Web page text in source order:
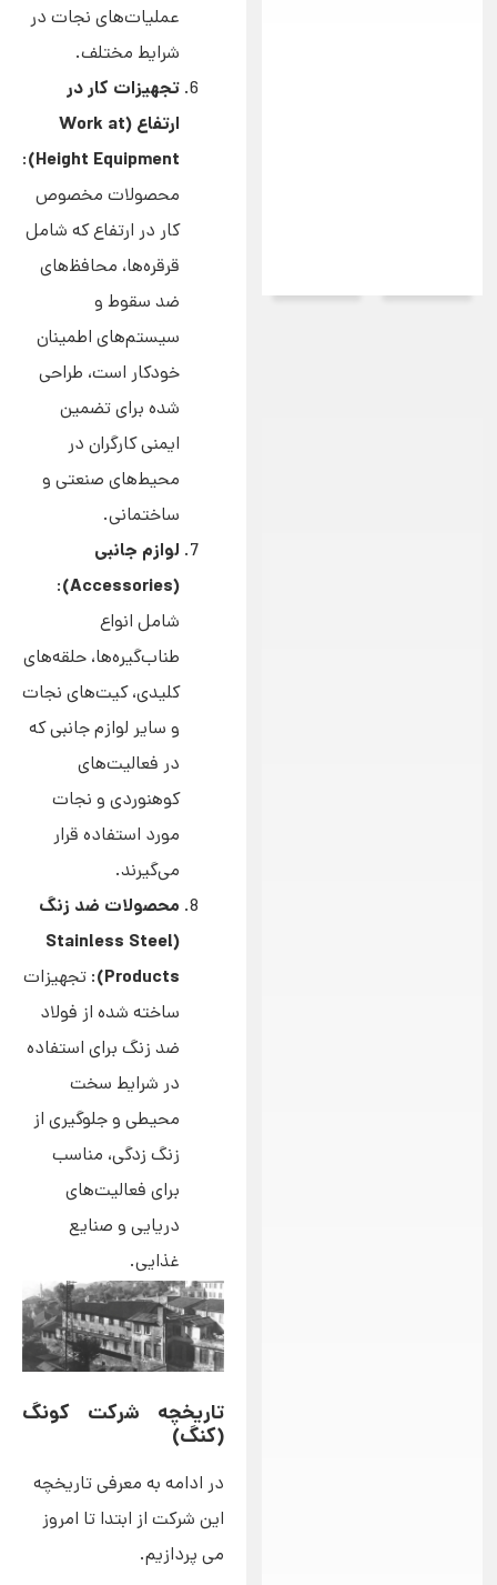
عملیات‌های نجات در
شرایط مختلف.
تجهیزات کار در
ارتفاع (Work at
Height Equipment)
:
محصولات مخصوص
کار در ارتفاع که شامل
قرقره‌ها، محافظ‌های
ضد سقوط و
سیستم‌های اطمینان
خودکار است، طراحی
شده برای تضمین
ایمنی کارگران در
محیط‌های صنعتی و
ساختمانی.
لوازم جانبی
(Accessories)
:
شامل انواع
طناب‌گیره‌ها، حلقه‌های
کلیدی، کیت‌های نجات
و سایر لوازم جانبی که
در فعالیت‌های
کوهنوردی و نجات
مورد استفاده قرار
می‌گیرند.
محصولات ضد زنگ
(Stainless Steel
Products) : تجهیزات
ساخته شده از فولاد
ضد زنگ برای استفاده
در شرایط سخت
محیطی و جلوگیری از
زنگ زدگی، مناسب
برای فعالیت‌های
دریایی و صنایع
غذایی.
تاریخچه شرکت کونگ
(کنگ)
در ادامه به معرفی تاریخچه
این شرکت از ابتدا تا امروز
می پردازیم.